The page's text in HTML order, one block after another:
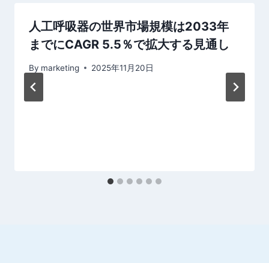
人工呼吸器の世界市場規模は2033年
までにCAGR 5.5％で拡大する見通し
By marketing 2025年11月20日